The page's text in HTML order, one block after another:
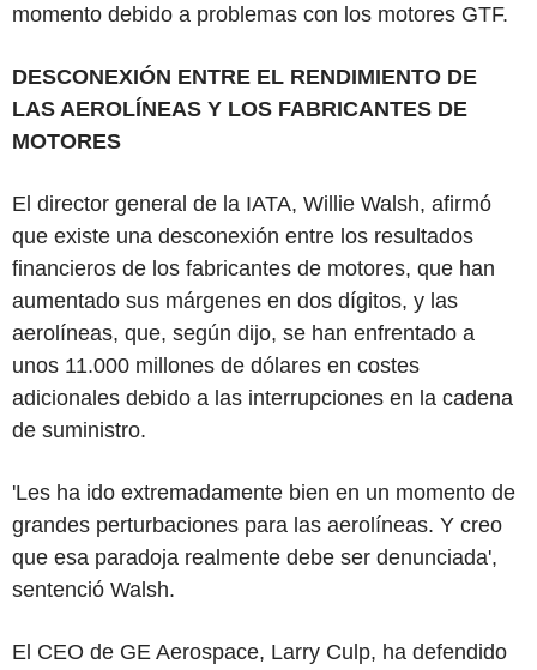
momento debido a problemas con los motores GTF.
DESCONEXIÓN ENTRE EL RENDIMIENTO DE
LAS AEROLÍNEAS Y LOS FABRICANTES DE
MOTORES
El director general de la IATA, Willie Walsh, afirmó
que existe una desconexión entre los resultados
financieros de los fabricantes de motores, que han
aumentado sus márgenes en dos dígitos, y las
aerolíneas, que, según dijo, se han enfrentado a
unos 11.000 millones de dólares en costes
adicionales debido a las interrupciones en la cadena
de suministro.
'Les ha ido extremadamente bien en un momento de
grandes perturbaciones para las aerolíneas. Y creo
que esa paradoja realmente debe ser denunciada',
sentenció Walsh.
El CEO de GE Aerospace, Larry Culp, ha defendido